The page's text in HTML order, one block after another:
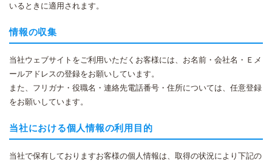
いるときに適用されます。
情報の収集
当社ウェブサイトをご利用いただくお客様には、お名前・会社名・Ｅメ
ールアドレスの登録をお願いしています。
また、フリガナ・役職名・連絡先電話番号・住所については、任意登録
をお願いしています。
当社における個人情報の利用目的
当社で保有しておりますお客様の個人情報は、取得の状況により下記の